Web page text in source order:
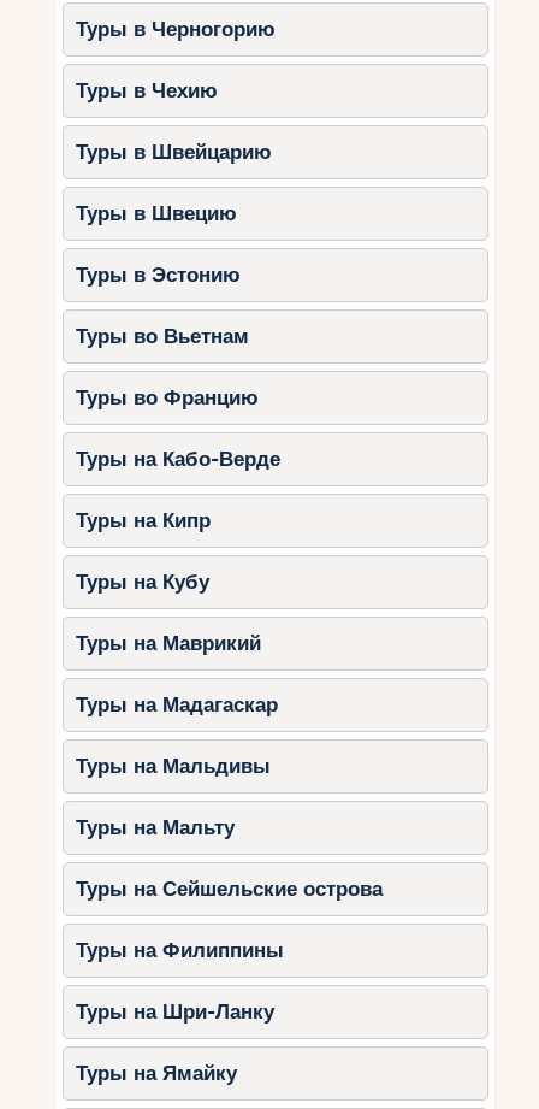
Горнолыжные туры
Альпах с первоклассным сервисом.
Оздоровительные туры
термальные курорты для релаксации
и восстановления.
Активные туры– походы в горы,
велосипедные маршруты и сплавы по
рекам.
Что включают туры?
Проживание в отелях или шале
Питание (чаще всего завтраки)
Экскурсионные программы
Ски-пасс (для горнолыжных туров)
Медицинскую страховку
Лучшее время для поездки
Зима (декабрь – март)
горных лыж и рождественских
ярмарок.
Весна (апрель – май)– идеальное
время для экскурсий и прогулок по
Лето (июнь – август)
погода для отдыха у озер и активного
Осень (сентябрь – ноябрь)
термальных курортах.
Советы туристам
Заранее бронируйте билеты и
жилье, особенно на горнолыжный
Туры в Черногорию
Туры в Чехию
Туры в Швейцарию
Туры в Швецию
Туры в Эстонию
Туры во Вьетнам
Туры во Францию
Туры на Кабо-Верде
Туры на Кипр
Туры на Кубу
Туры на Маврикий
Туры на Мадагаскар
Туры на Мальдивы
Туры на Мальту
Туры на Сейшельские острова
Туры на Филиппины
Туры на Шри-Ланку
Туры на Ямайку